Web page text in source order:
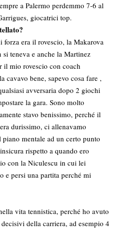
a Palermo perdemmo 7-6 al
giocatrici top.
era il rovescio, la Makarova
teneva e anche la Martinez
mio rovescio con coach
cavavo bene, sapevo cosa fare ,
avversaria dopo 2 giochi
la gara. Sono molto
stavo benissimo, perché il
durissimo, ci allenavamo
mentale ad un certo punto
rispetto a quando ero
con la Niculescu in cui lei
e persi una partita perché mi
vita tennistica, perché ho avuto
della carriera, ad esempio 4